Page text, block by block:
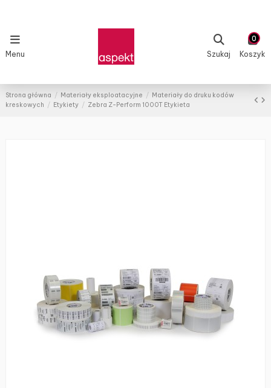
Menu Szukaj
0
Koszyk
Strona główna Materiały eksploatacyjne
Materiały do druku kodów
kreskowych
Etykiety Zebra Z-Perform 1000T Etykieta